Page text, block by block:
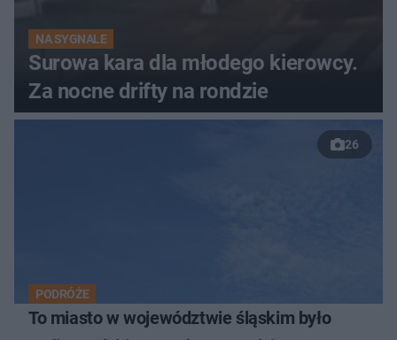
NA SYGNALE
Surowa kara dla młodego kierowcy.
Za nocne drifty na rondzie
26
PODRÓŻE
To miasto w województwie śląskim było